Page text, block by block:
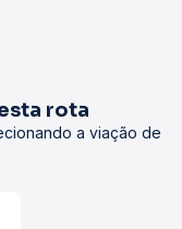
rota
a viação de